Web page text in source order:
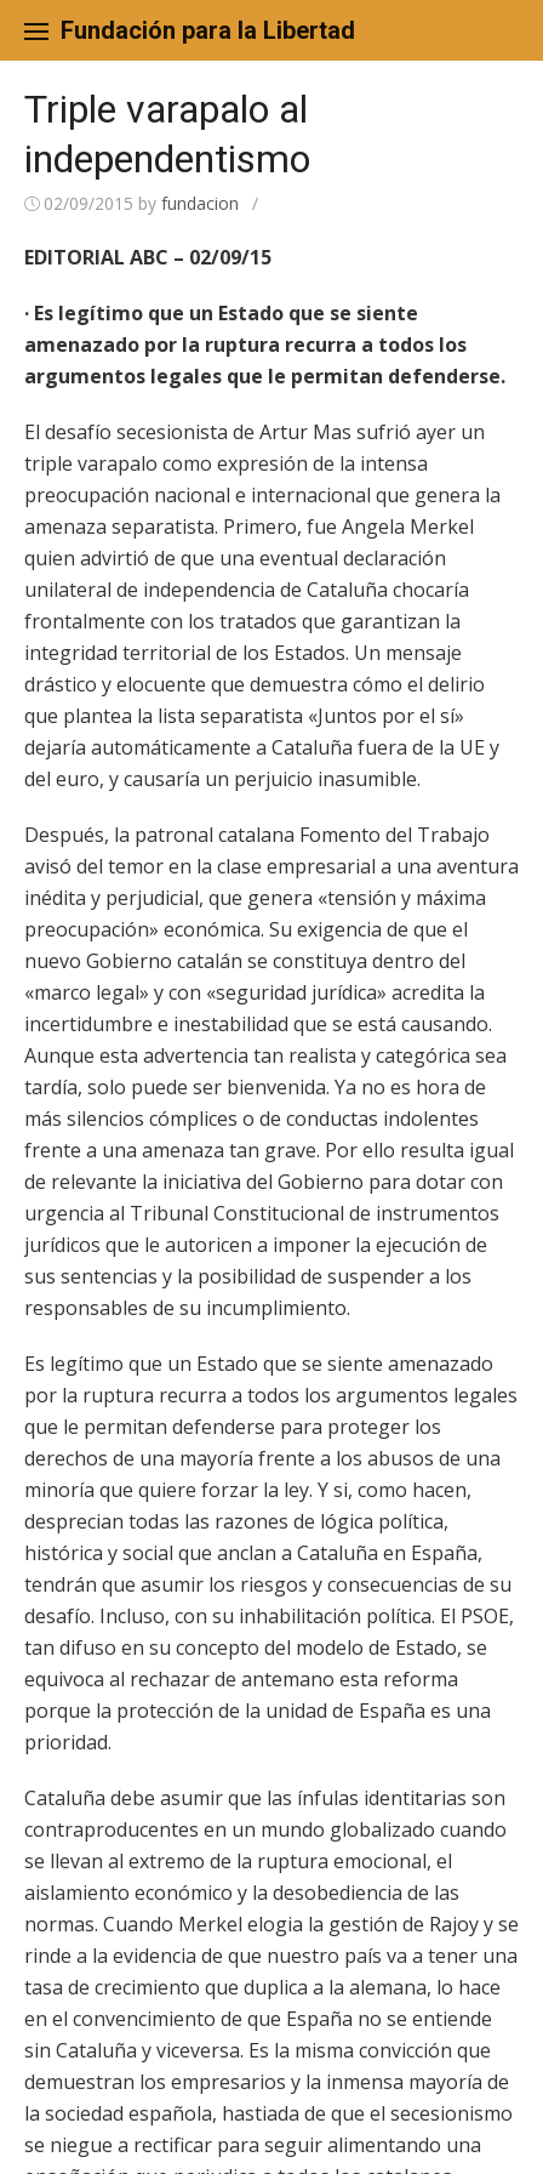
content
Fundación para la Libertad
Triple varapalo al
independentismo
02/09/2015 by fundacion /
EDITORIAL ABC – 02/09/15
· Es legítimo que un Estado que se siente
amenazado por la ruptura recurra a todos los
argumentos legales que le permitan defenderse.
El desafío secesionista de Artur Mas sufrió ayer un
triple varapalo como expresión de la intensa
preocupación nacional e internacional que genera la
amenaza separatista. Primero, fue Angela Merkel
quien advirtió de que una eventual declaración
unilateral de independencia de Cataluña chocaría
frontalmente con los tratados que garantizan la
integridad territorial de los Estados. Un mensaje
drástico y elocuente que demuestra cómo el delirio
que plantea la lista separatista «Juntos por el sí»
dejaría automáticamente a Cataluña fuera de la UE y
del euro, y causaría un perjuicio inasumible.
Después, la patronal catalana Fomento del Trabajo
avisó del temor en la clase empresarial a una aventura
inédita y perjudicial, que genera «tensión y máxima
preocupación» económica. Su exigencia de que el
nuevo Gobierno catalán se constituya dentro del
«marco legal» y con «seguridad jurídica» acredita la
incertidumbre e inestabilidad que se está causando.
Aunque esta advertencia tan realista y categórica sea
tardía, solo puede ser bienvenida. Ya no es hora de
más silencios cómplices o de conductas indolentes
frente a una amenaza tan grave. Por ello resulta igual
de relevante la iniciativa del Gobierno para dotar con
urgencia al Tribunal Constitucional de instrumentos
jurídicos que le autoricen a imponer la ejecución de
sus sentencias y la posibilidad de suspender a los
responsables de su incumplimiento.
Es legítimo que un Estado que se siente amenazado
por la ruptura recurra a todos los argumentos legales
que le permitan defenderse para proteger los
derechos de una mayoría frente a los abusos de una
minoría que quiere forzar la ley. Y si, como hacen,
desprecian todas las razones de lógica política,
histórica y social que anclan a Cataluña en España,
tendrán que asumir los riesgos y consecuencias de su
desafío. Incluso, con su inhabilitación política. El PSOE,
tan difuso en su concepto del modelo de Estado, se
equivoca al rechazar de antemano esta reforma
porque la protección de la unidad de España es una
prioridad.
Cataluña debe asumir que las ínfulas identitarias son
contraproducentes en un mundo globalizado cuando
se llevan al extremo de la ruptura emocional, el
aislamiento económico y la desobediencia de las
normas. Cuando Merkel elogia la gestión de Rajoy y se
rinde a la evidencia de que nuestro país va a tener una
tasa de crecimiento que duplica a la alemana, lo hace
en el convencimiento de que España no se entiende
sin Cataluña y viceversa. Es la misma convicción que
demuestran los empresarios y la inmensa mayoría de
la sociedad española, hastiada de que el secesionismo
se niegue a rectificar para seguir alimentando una